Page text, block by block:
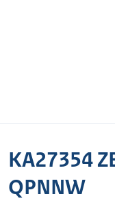
KA27354
QPNNW